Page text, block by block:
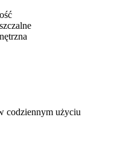
codziennym użyciu